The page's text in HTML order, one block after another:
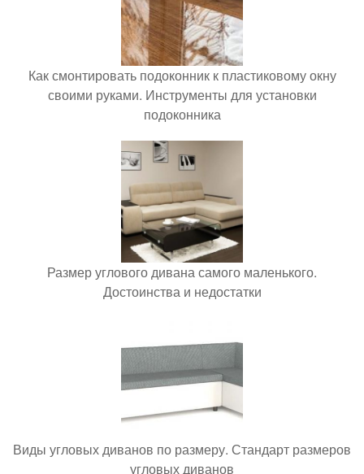
Как смонтировать подоконник к пластиковому окну
своими руками. Инструменты для установки
подоконника
Размер углового дивана самого маленького.
Достоинства и недостатки
Виды угловых диванов по размеру. Стандарт размеров
угловых диванов